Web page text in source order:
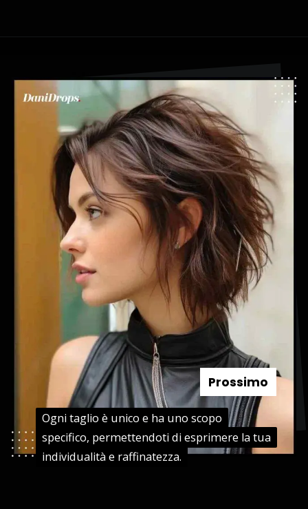
Ogni taglio è unico e ha uno scopo
specifico, permettendoti di esprimere la tua
individualità e raffinatezza.
Ogni taglio è unico e ha uno scopo
specifico, permettendoti di esprimere la tua
individualità e raffinatezza.
Prossimo